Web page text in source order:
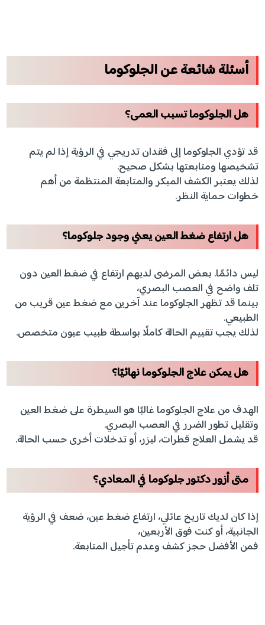
أسئلة شائعة عن الجلوكوما
هل الجلوكوما تسبب العمى؟
قد تؤدي الجلوكوما إلى فقدان تدريجي في الرؤية إذا لم يتم
تشخيصها ومتابعتها بشكل صحيح.
لذلك يعتبر الكشف المبكر والمتابعة المنتظمة من أهم
خطوات حماية النظر.
هل ارتفاع ضغط العين يعني وجود جلوكوما؟
ليس دائمًا. بعض المرضى لديهم ارتفاع في ضغط العين دون
تلف واضح في العصب البصري،
بينما قد تظهر الجلوكوما عند آخرين مع ضغط عين قريب من
الطبيعي.
لذلك يجب تقييم الحالة كاملًا بواسطة طبيب عيون متخصص.
هل يمكن علاج الجلوكوما نهائيًا؟
الهدف من علاج الجلوكوما غالبًا هو السيطرة على ضغط العين
وتقليل تطور الضرر في العصب البصري.
قد يشمل العلاج قطرات، ليزر، أو تدخلات أخرى حسب الحالة.
متى أزور دكتور جلوكوما في المعادي؟
إذا كان لديك تاريخ عائلي، ارتفاع ضغط عين، ضعف في الرؤية
الجانبية، أو كنت فوق الأربعين،
فمن الأفضل حجز كشف وعدم تأجيل المتابعة.